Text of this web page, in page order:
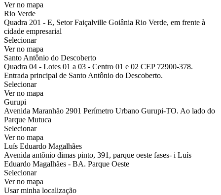
Ver no mapa
Rio Verde
Quadra 201 - E, Setor Faiçalville Goiânia Rio Verde, em frente à
cidade empresarial
Selecionar
Ver no mapa
Santo Antônio do Descoberto
Quadra 04 - Lotes 01 a 03 - Centro 01 e 02 CEP 72900-378.
Entrada principal de Santo Antônio do Descoberto.
Selecionar
Ver no mapa
Gurupi
Avenida Maranhão 2901 Perímetro Urbano Gurupi-TO. Ao lado do
Parque Mutuca
Selecionar
Ver no mapa
Luís Eduardo Magalhães
Avenida antônio dimas pinto, 391, parque oeste fases- i Luís
Eduardo Magalhães - BA. Parque Oeste
Selecionar
Ver no mapa
Usar minha localização